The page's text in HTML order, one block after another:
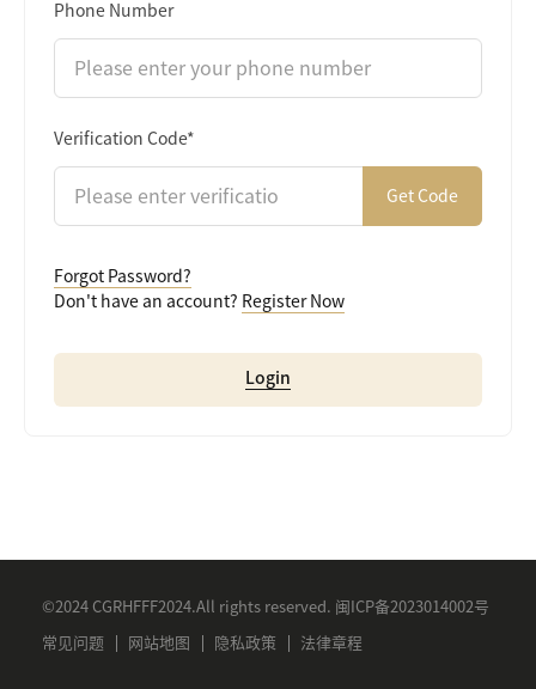
Phone Number
Verification Code*
Get Code
Forgot Password?
Don't have an account? Register Now
Login
©2024 CGRHFFF2024.All rights reserved. 闽ICP备2023014002号
常见问题 网站地图 隐私政策 法律章程